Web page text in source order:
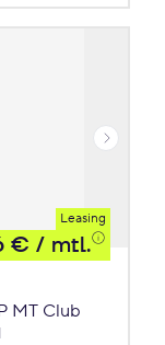
Leasing
€ / mtl.
MT Club